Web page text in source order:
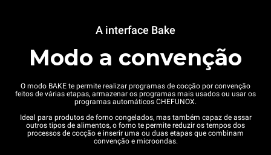
A interface Bake
Modo a convenção
O modo BAKE te permite realizar programas de cocção por convenção
feitos de várias etapas, armazenar os programas mais usados ou usar os
programas automáticos CHEFUNOX.
Ideal para produtos de forno congelados, mas também capaz de assar
outros tipos de alimentos, o forno te permite reduzir os tempos dos
processos de cocção e inserir uma ou duas etapas que combinam
convenção e microondas.